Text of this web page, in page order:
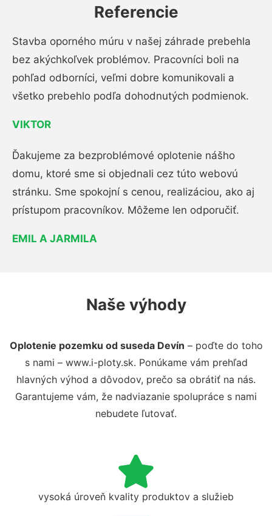
Referencie
Stavba oporného múru v našej záhrade prebehla
bez akýchkoľvek problémov. Pracovníci boli na
pohľad odborníci, veľmi dobre komunikovali a
všetko prebehlo podľa dohodnutých podmienok.
VIKTOR
Ďakujeme za bezproblémové oplotenie nášho
domu, ktoré sme si objednali cez túto webovú
stránku. Sme spokojní s cenou, realizáciou, ako aj
prístupom pracovníkov. Môžeme len odporučiť.
EMIL A JARMILA
Naše výhody
Oplotenie pozemku od suseda Devín – poďte do toho
s nami – www.i-ploty.sk. Ponúkame vám prehľad
hlavných výhod a dôvodov, prečo sa obrátiť na nás.
Garantujeme vám, že nadviazanie spolupráce s nami
nebudete ľutovať.
vysoká úroveň kvality produktov a služieb